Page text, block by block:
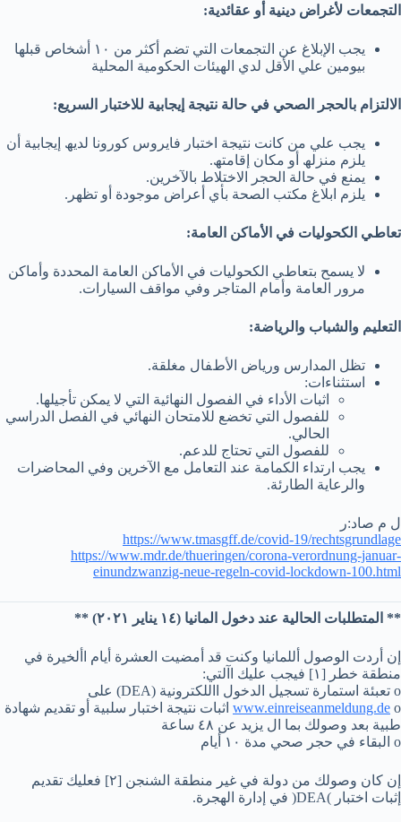
اﻟﺘﺠﻤﻌﺎت ﻷﻏﺮاض دﯾﻨﯿﺔ أو ﻋﻘﺎﺋﺪﯾﺔ:
ﯾﺠﺐ اﻹﺑﻼغ ﻋﻦ اﻟﺘﺠﻤﻌﺎت اﻟﺘﻲ ﺗﻀﻢ أﻛﺜﺮ ﻣﻦ ١٠ أﺷﺨﺎص ﻗﺒﻠﮭﺎ
ﺑﯿﻮﻣﯿﻦ ﻋﻠﻲ اﻷﻗﻞ ﻟﺪي اﻟﮭﯿﺌﺎت اﻟﺤﻜﻮﻣﯿﺔ اﻟﻤﺤﻠﯿﺔ
اﻻﻟﺘﺰام ﺑﺎﻟﺤﺠﺮ اﻟﺼﺤﻲ ﻓﻲ ﺣﺎﻟﺔ ﻧﺘﯿﺠﺔ إﯾﺠﺎﺑﯿﺔ ﻟﻼﺧﺘﺒﺎر اﻟﺴﺮﯾﻊ:
ﯾﺠﺐ ﻋﻠﻲ ﻣﻦ ﻛﺎﻧﺖ ﻧﺘﯿﺠﺔ اﺧﺘﺒﺎر ﻓﺎﯾﺮوس ﻛﻮروﻧﺎ ﻟﺪﯾﮫ إﯾﺠﺎﺑﯿﺔ أن
ﯾﻠﺰم ﻣﻨﺰﻟﮫ أو ﻣﻜﺎن إﻗﺎﻣﺘﮫ.
ﯾﻤﻨﻊ ﻓﻲ ﺣﺎﻟﺔ اﻟﺤﺠﺮ اﻻﺧﺘﻼط ﺑﺎﻵﺧﺮﯾﻦ.
ﯾﻠﺰم اﺑﻼغ ﻣﻜﺘﺐ اﻟﺼﺤﺔ ﺑﺄي أﻋﺮاض ﻣﻮﺟﻮدة أو ﺗﻈﮭﺮ.
ﺗﻌﺎطﻲ اﻟﻜﺤﻮﻟﯿﺎت ﻓﻲ اﻷﻣﺎﻛﻦ اﻟﻌﺎﻣﺔ:
ﻻ ﯾﺴﻤﺢ ﺑﺘﻌﺎطﻲ اﻟﻜﺤﻮﻟﯿﺎت ﻓﻲ اﻷﻣﺎﻛﻦ اﻟﻌﺎﻣﺔ اﻟﻤﺤﺪدة وأﻣﺎﻛﻦ
ﻣﺮور اﻟﻌﺎﻣﺔ وأﻣﺎم اﻟﻤﺘﺎﺟﺮ وﻓﻲ ﻣﻮاﻗﻒ اﻟﺴﯿﺎرات.
اﻟﺘﻌﻠﯿﻢ واﻟﺸﺒﺎب واﻟﺮﯾﺎﺿﺔ:
ﺗﻈﻞ اﻟﻤﺪارس ورﯾﺎض اﻷطﻔﺎل ﻣﻐﻠﻘﺔ.
اﺳﺘﺜﻨﺎءات:
اﺛﺒﺎت اﻷداء ﻓﻲ اﻟﻔﺼﻮل اﻟﻨﮭﺎﺋﯿﺔ اﻟﺘﻲ ﻻ ﯾﻤﻜﻦ ﺗﺄﺟﯿﻠﮭﺎ.
ﻟﻠﻔﺼﻮل اﻟﺘﻲ ﺗﺨﻀﻊ ﻟﻼﻣﺘﺤﺎن اﻟﻨﮭﺎﺋﻲ ﻓﻲ اﻟﻔﺼﻞ اﻟﺪراﺳﻲ
اﻟﺤﺎﻟﻲ.
ﻟﻠﻔﺼﻮل اﻟﺘﻲ ﺗﺤﺘﺎج ﻟﻠﺪﻋﻢ.
ﯾﺠﺐ ارﺗﺪاء اﻟﻜﻤﺎﻣﺔ ﻋﻨﺪ اﻟﺘﻌﺎﻣﻞ ﻣﻊ اﻵﺧﺮﯾﻦ وﻓﻲ اﻟﻤﺤﺎﺿﺮات
واﻟﺮﻋﺎﯾﺔ اﻟﻄﺎرﺋﺔ.
ل م صاد:ر
https://www.tmasgff.de/covid-19/rechtsgrundlage
https://www.mdr.de/thueringen/corona-verordnung-januar-
einundzwanzig-neue-regeln-covid-lockdown-100.html
** المتطلبات الحالية عند دخول المانيا (١٤ يناير ٢٠٢١) **
إن أردت الوصول أللمانيا وكنت قد أمضيت العشرة أيام األخيرة في
منطقة خطر [١] فيجب عليك اآلتي:
o تعبئة استمارة تسجيل الدخول االلكترونية (DEA) على
www.einreiseanmeldung.de o اثبات نتيجة اختبار سلبية أو تقديم شهادة
طبية بعد وصولك بما ال يزيد عن ٤٨ ساعة
o البقاء في حجر صحي مدة ١٠ أيام
إن كان وصولك من دولة في غير منطقة الشنجن [٢] فعليك تقديم
إثبات اختبار )DEA( في إدارة الهجرة.